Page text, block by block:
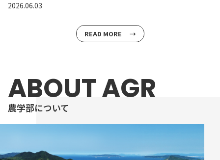
2026.06.03
READ MORE
ABOUT AGR
農学部について